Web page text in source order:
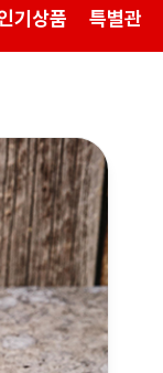
기상품 특별관